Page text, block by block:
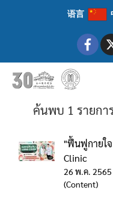
语言
ค้นพบ 1 รายกา
"ฟื้นฟูกายใจ
Clinic
26 พ.ค. 2565
(Content)